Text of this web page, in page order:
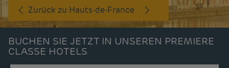
Zurück zu Hauts-de-France
BUCHEN SIE JETZT IN UNSEREN PREMIERE
CLASSE HOTELS